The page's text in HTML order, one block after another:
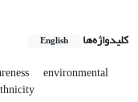
کلیدواژه‌ها English
environmental